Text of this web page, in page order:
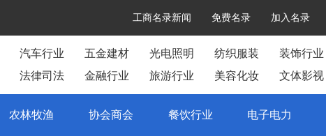
工商名录新闻 免费名录 加入名录
汽车行业 五金建材 光电照明 纺织服装 装饰行业
法律司法 金融行业 旅游行业 美容化妆 文体影视
农林牧渔 协会商会 餐饮行业 电子电力